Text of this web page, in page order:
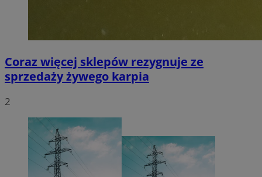
Coraz więcej sklepów rezygnuje ze
sprzedaży żywego karpia
2